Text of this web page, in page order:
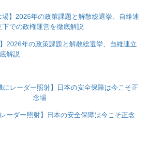
2026年の政策課題と解散総選挙、自維連立
解説
ーダー照射】日本の安全保障は今こそ正念